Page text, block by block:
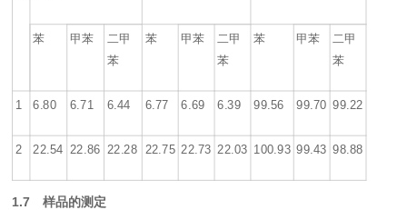
苯 甲苯
二甲
苯
苯 甲苯
二甲
苯
苯 甲苯
二甲
苯
1 6.80 6.71 6.44 6.77 6.69 6.39 99.56 99.70 99.22
2 22.54 22.86 22.28 22.75 22.73 22.03 100.93 99.43 98.88
1.7 样品的测定